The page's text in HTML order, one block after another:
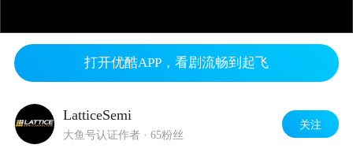
打开优酷APP，看剧流畅到起飞
LatticeSemi
大鱼号认证作者 ·65粉丝
关注